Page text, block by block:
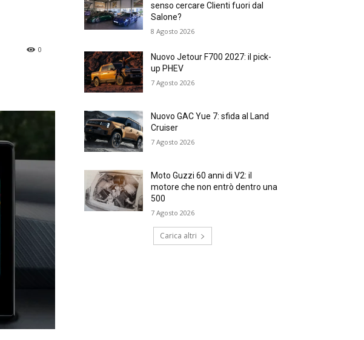
0
senso cercare Clienti fuori dal
Salone?
8 Agosto 2026
Nuovo Jetour F700 2027: il pick-
up PHEV
7 Agosto 2026
Nuovo GAC Yue 7: sfida al Land
Cruiser
7 Agosto 2026
Moto Guzzi 60 anni di V2: il
motore che non entrò dentro una
500
7 Agosto 2026
Carica altri